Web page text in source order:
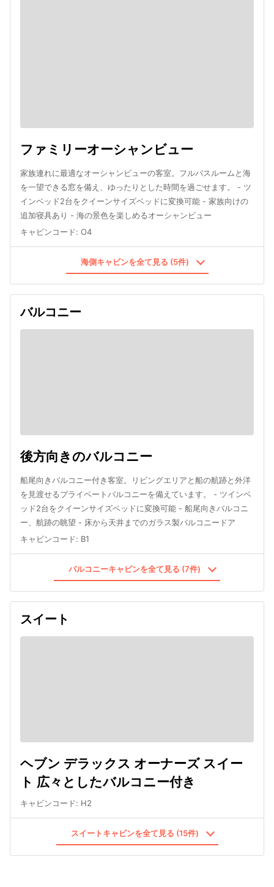
ファミリーオーシャンビュー
家族連れに最適なオーシャンビューの客室。フルバスルームと海
を一望できる窓を備え、ゆったりとした時間を過ごせます。 - ツ
インベッド2台をクイーンサイズベッドに変換可能 - 家族向けの
追加寝具あり - 海の景色を楽しめるオーシャンビュー
キャビンコード: O4
海側キャビンを全て見る (5件)
バルコニー
後方向きのバルコニー
船尾向きバルコニー付き客室。リビングエリアと船の航跡と外洋
を見渡せるプライベートバルコニーを備えています。 - ツインベ
ッド2台をクイーンサイズベッドに変換可能 - 船尾向きバルコニ
ー、航跡の眺望 - 床から天井までのガラス製バルコニードア
キャビンコード: B1
バルコニーキャビンを全て見る (7件)
スイート
ヘブン デラックス オーナーズ スイー
ト 広々としたバルコニー付き
キャビンコード: H2
スイートキャビンを全て見る (15件)